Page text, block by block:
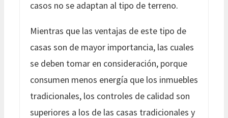
casos no se adaptan al tipo de terreno.
Mientras que las ventajas de este tipo de
casas son de mayor importancia, las cuales
se deben tomar en consideración, porque
consumen menos energía que los inmuebles
tradicionales, los controles de calidad son
superiores a los de las casas tradicionales y